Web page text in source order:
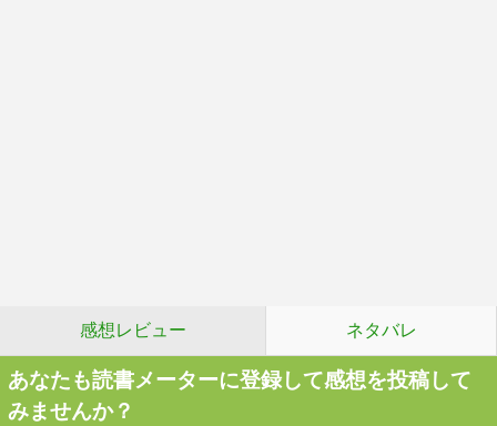
感想レビュー ネタバレ
あなたも読書メーターに登録して感想を投稿して
みませんか？